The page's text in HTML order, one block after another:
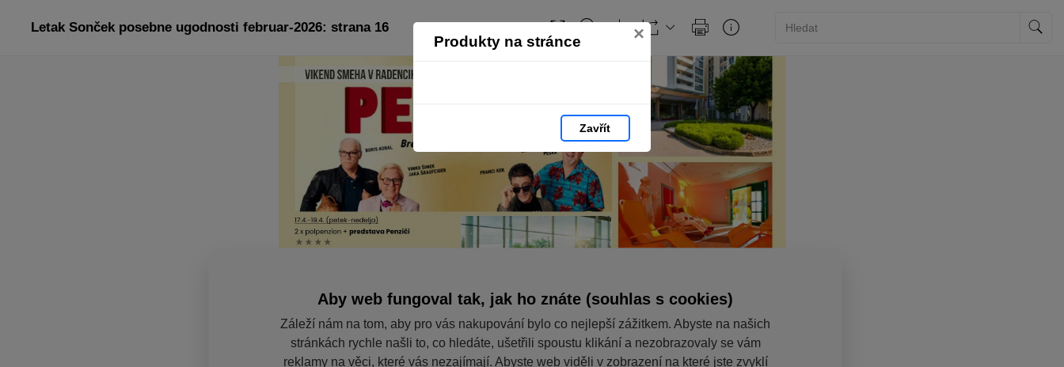
Produkty na stránce ×
Zavřít
Letak Sonček posebne ugodnosti februar-2026: strana 16
Aby web fungoval tak, jak ho znáte (souhlas s cookies)
Záleží nám na tom, aby pro vás nakupování bylo co nejlepší zážitkem. Abyste na našich
stránkách rychle našli to, co hledáte, ušetřili spoustu klikání a nezobrazovaly se vám
reklamy na věci, které vás nezajímají. Abyste web viděli v zobrazení na které jste zvyklí